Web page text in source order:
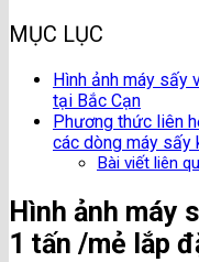
MỤC LỤC
Hình ảnh máy
tại Bắc Cạn
Phương thức liên
các dòng máy sấy
Bài viết liên
Hình ảnh máy
1 tấn /mẻ lắp